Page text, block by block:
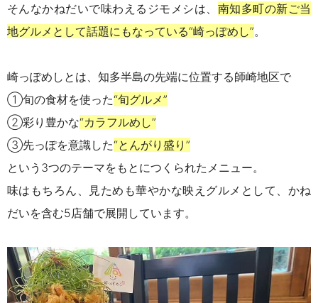
そんなかねだいで味わえるジモメシは、 南知多町の新ご当
地グルメとして話題にもなっている“崎っぽめし”。
崎っぽめしとは、知多半島の先端に位置する師崎地区で
①旬の食材を使った“旬グルメ”
②彩り豊かな“カラフルめし”
③先っぽを意識した“とんがり盛り”
という3つのテーマをもとにつくられたメニュー。
味はもちろん、見ためも華やかな映えグルメとして、かね
だいを含む5店舗で展開しています。